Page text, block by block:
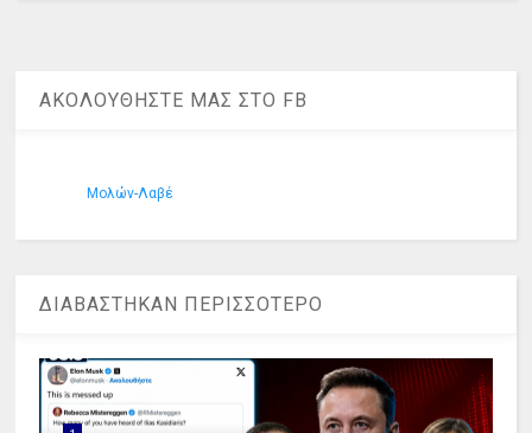
ΑΚΟΛΟΥΘΗΣΤΕ ΜΑΣ ΣΤΟ FB
Μολών-Λαβέ
ΔΙΑΒΑΣΤΗΚΑΝ ΠΕΡΙΣΣΟΤΕΡΟ